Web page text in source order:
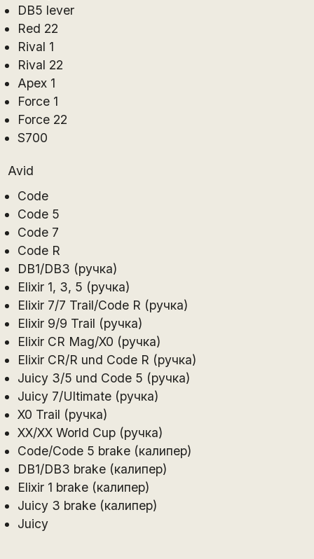
DB5 lever
Red 22
Rival 1
Rival 22
Apex 1
Force 1
Force 22
S700
Avid
Code
Code 5
Code 7
Code R
DB1/DB3 (ручка)
Elixir 1, 3, 5 (ручка)
Elixir 7/7 Trail/Code R (ручка)
Elixir 9/9 Trail (ручка)
Elixir CR Mag/X0 (ручка)
Elixir CR/R und Code R (ручка)
Juicy 3/5 und Code 5 (ручка)
Juicy 7/Ultimate (ручка)
X0 Trail (ручка)
XX/XX World Cup (ручка)
Code/Code 5 brake (калипер)
DB1/DB3 brake (калипер)
Elixir 1 brake (калипер)
Juicy 3 brake (калипер)
Juicy